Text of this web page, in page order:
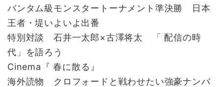
バンタム級モンスタートーナメント準決勝 日本
王者・堤いよいよ出番
特別対談 石井一太郎×古澤将太 「 配信の時
代」を語ろう
Cinema『 春に散る』
海外読物 クロフォードと戦わせたい強豪ナンバ